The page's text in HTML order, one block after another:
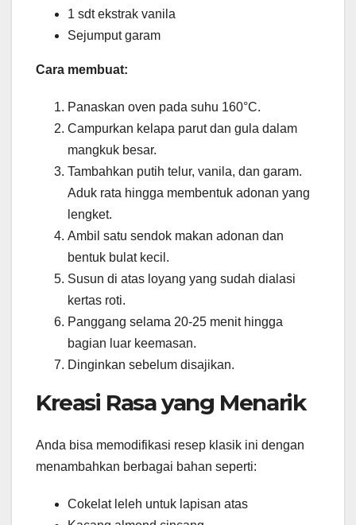
1 sdt ekstrak vanila
Sejumput garam
Cara membuat:
Panaskan oven pada suhu 160°C.
Campurkan kelapa parut dan gula dalam
mangkuk besar.
Tambahkan putih telur, vanila, dan garam.
Aduk rata hingga membentuk adonan yang
lengket.
Ambil satu sendok makan adonan dan
bentuk bulat kecil.
Susun di atas loyang yang sudah dialasi
kertas roti.
Panggang selama 20-25 menit hingga
bagian luar keemasan.
Dinginkan sebelum disajikan.
Kreasi Rasa yang Menarik
Anda bisa memodifikasi resep klasik ini dengan
menambahkan berbagai bahan seperti:
Cokelat leleh untuk lapisan atas